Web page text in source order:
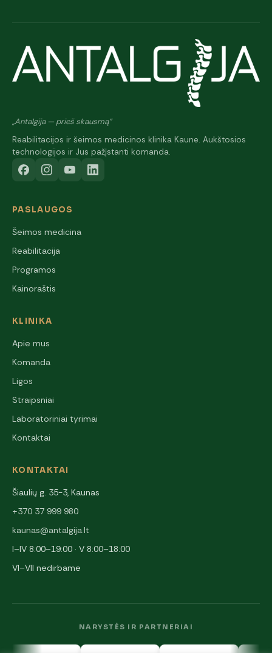
„Antalgija — prieš skausmą"
Reabilitacijos ir šeimos medicinos klinika Kaune. Aukštosios
technologijos ir Jus pažįstanti komanda.
PASLAUGOS
Šeimos medicina
Reabilitacija
Programos
Kainoraštis
KLINIKA
Apie mus
Komanda
Ligos
Straipsniai
Laboratoriniai tyrimai
Kontaktai
KONTAKTAI
Šiaulių g. 35-3, Kaunas
+370 37 999 980
kaunas@antalgija.lt
I–IV 8:00–19:00 · V 8:00–18:00
VI–VII nedirbame
NARYSTĖS IR PARTNERIAI